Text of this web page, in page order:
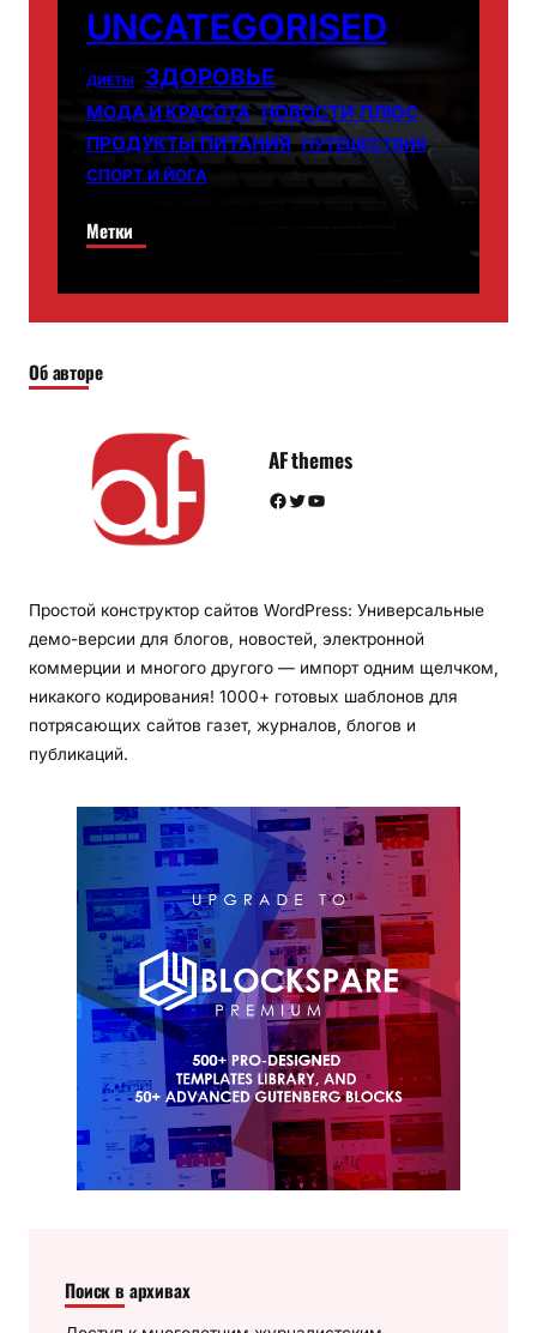
UNCATEGORISED
ДИЕТЫ ЗДОРОВЬЕ
МОДА И КРАСОТА НОВОСТИ ПЛЮС
ПРОДУКТЫ ПИТАНИЯ ПУТЕШЕСТВИЯ
СПОРТ И ЙОГА
Метки
Об авторе
AF themes
Facebook Twitter YouTube
Простой конструктор сайтов WordPress: Универсальные
демо-версии для блогов, новостей, электронной
коммерции и многого другого — импорт одним щелчком,
никакого кодирования! 1000+ готовых шаблонов для
потрясающих сайтов газет, журналов, блогов и
публикаций.
Поиск в архивах